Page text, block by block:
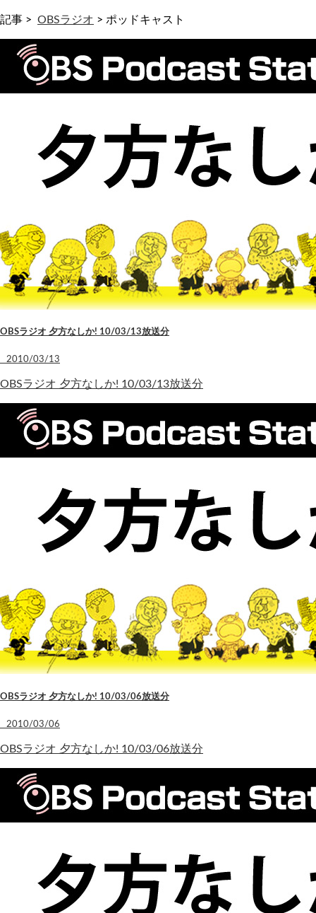
記事 > OBSラジオ > ポッドキャスト
OBSラジオ 夕方なしか! 10/03/13放送分
2010/03/13
OBSラジオ 夕方なしか! 10/03/13放送分
OBSラジオ 夕方なしか! 10/03/06放送分
2010/03/06
OBSラジオ 夕方なしか! 10/03/06放送分